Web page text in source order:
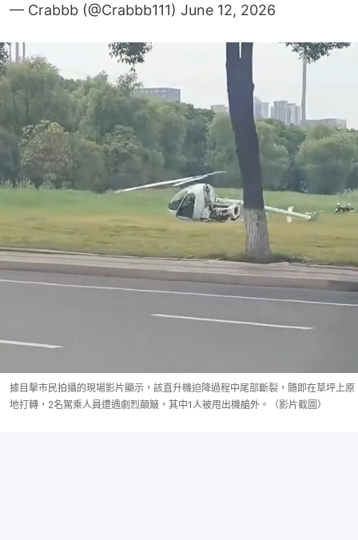
— Crabbb (@Crabbb111) June 12, 2026
據目擊市民拍攝的現場影片顯示，該直升機迫降過程中尾部斷裂，隨即在草坪上原
地打轉，2名駕乘人員遭遇劇烈顛簸，其中1人被甩出機艙外。（影片截圖）